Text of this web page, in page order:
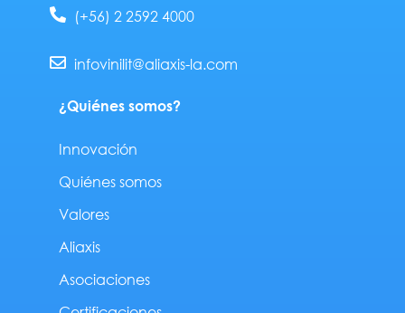
d
-
i
u
b
a
g
m
b
o
-
f
(+56) 2 2592 4000
infovinilit@aliaxis-la.com
¿Quiénes somos?
Innovación
Quiénes somos
Valores
Aliaxis
Asociaciones